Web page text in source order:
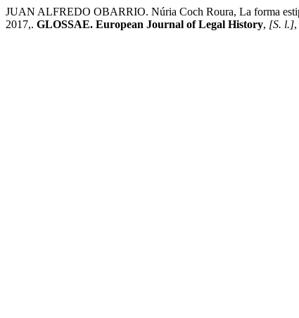
JUAN ALFREDO OBARRIO. Núria Coch Roura, La forma
2017,. GLOSSAE. European Journal of Legal History, [S. l.]